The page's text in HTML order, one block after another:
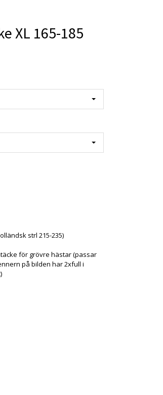
XL 165-185
strl 215-235)
för grövre hästar (passar
på bilden har 2xfull i